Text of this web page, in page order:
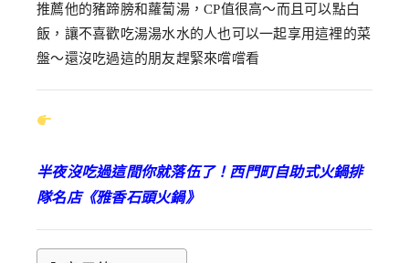
推薦他的豬蹄膀和蘿蔔湯，CP值很高～而且可以點白
飯，讓不喜歡吃湯湯水水的人也可以一起享用這裡的菜
盤～還沒吃過這的朋友趕緊來嚐嚐看
半夜沒吃過這間你就落伍了！西門町自助式火鍋排
隊名店《雅香石頭火鍋》